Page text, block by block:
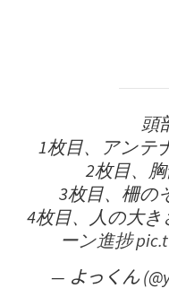
頭
1枚目、アンテ
2枚目、
3枚目、柵の
4枚目、人の大
ーン進捗
— よっくん